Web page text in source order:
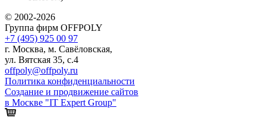
© 2002-2026
Группа фирм OFFPOLY
+7 (495) 925 00 97
г. Москва, м. Савёловская,
ул. Вятская 35, с.4
offpoly@offpoly.ru
Политика конфиденциальности
Создание и продвижение сайтов
в Москве "IT Expert Group"